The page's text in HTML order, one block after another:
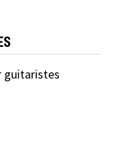
guitaristes